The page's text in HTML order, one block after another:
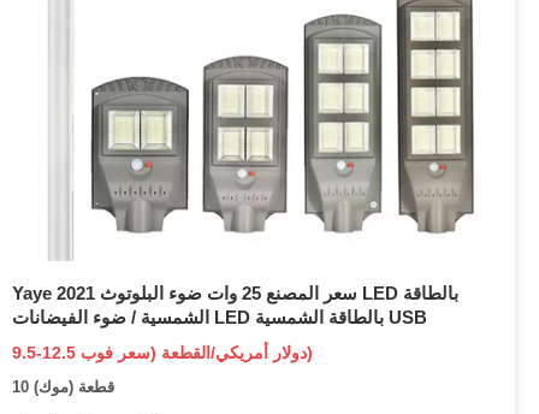
Yaye 2021 سعر المصنع 25 وات ضوء البلوتوث LED بالطاقة
الشمسية / ضوء الفيضانات LED بالطاقة الشمسية USB
9.5-12.5 دولار أمريكي/القطعة (سعر فوب)
10 قطعة (موك)